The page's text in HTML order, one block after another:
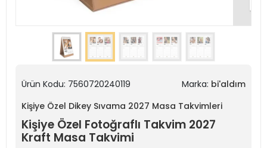
Ürün Kodu: 7560720240119 Marka: bi'aldım
Kişiye Özel Dikey Sıvama 2027 Masa Takvimleri
Kişiye Özel Fotoğraflı Takvim 2027
Kraft Masa Takvimi